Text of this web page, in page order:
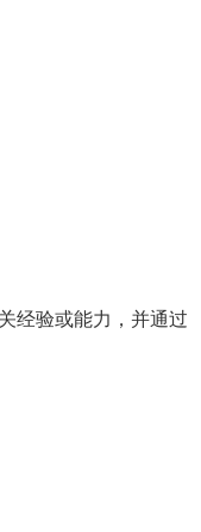
经验或能力，并通过